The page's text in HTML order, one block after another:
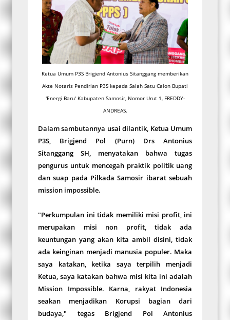
Ketua Umum P3S Brigjend Antonius Sitanggang memberikan
Akte Notaris Pendirian P3S kepada Salah Satu Calon Bupati
'Energi Baru' Kabupaten Samosir, Nomor Urut 1, FREDDY-
ANDREAS.
Dalam sambutannya usai dilantik, Ketua Umum
P3S, Brigjend Pol (Purn) Drs Antonius
Sitanggang SH, menyatakan bahwa tugas
pengurus untuk mencegah praktik politik uang
dan suap pada Pilkada Samosir ibarat sebuah
mission impossible.
"Perkumpulan ini tidak memiliki misi profit, ini
merupakan misi non profit, tidak ada
keuntungan yang akan kita ambil disini, tidak
ada keinginan menjadi manusia populer. Maka
saya katakan, ketika saya terpilih menjadi
Ketua, saya katakan bahwa misi kita ini adalah
Mission Impossible. Karna, rakyat Indonesia
seakan menjadikan Korupsi bagian dari
budaya," tegas Brigjend Pol Antonius